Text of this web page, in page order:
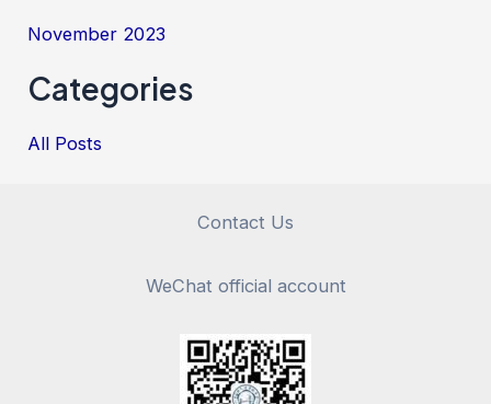
November 2023
Categories
All Posts
Contact Us
WeChat official account